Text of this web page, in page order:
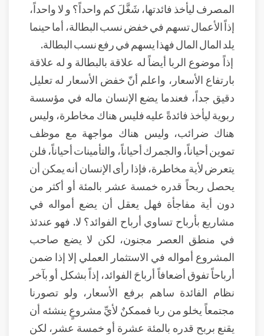
المصرف ليأخذ فائدتها، شَغَّلَ كم واحداً؟ و لا واحداً،
إذاً الأعمال تسهم في خفض نسب البطالة، أما حينما
يلد المال المال فهذا يسهم في رفع نسب البطالة.
إذاً موضوع الربا أيضاً له علاقة بالبطالة و له علاقة
بارتفاع الأسعار، واعلم أنّ خفض الأسعار له تعليل
دقيق جداً، فعندما يضع الإنسان ماله في مؤسسة
ربوية ليأخذ فائدةً عليه فليس هناك مخاطرة، وليس
هناك ضرائب، وليس هناك مواجهة مع موظف
تموين أحياناً، والجمرك أحياناً، والتأمينات أحياناً، فلن
يتعرض لأية مخاطرة، فإذا رأى الإنسان أنه يمكن أن
يحصل ربحاً قدره خمسة عشر بالمئة أو أكثر من
دون أية مفاجأة فهل يعقل أن يضع أمواله في
مشاريع بأرباح تساوي أرباح الفوائد؟ لا. فهو عندئذ
في منطق العصر مجنون، لكن لا يضع صاحب
المشروع أمواله في الاستثمار العملي إلا إذا ضمن
أرباحاً تفوق أضعافاً أرباحَ الفوائد، إذاً بشكل أو بآخر
نظام الفائدة ساهم برفع الأسعار، ولو تصورنا
مجتمعاً يخلو من ربا فممكنٌ لأيِّ مشروعٍ ينشئه أن
يقنع بربح قدره بالمئة عشرة أو خمسة عشر، لكن